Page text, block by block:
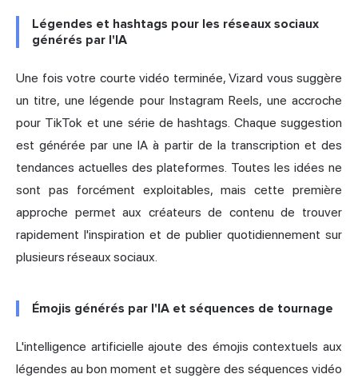
Légendes et hashtags pour les réseaux sociaux
générés par l'IA
Une fois votre courte vidéo terminée, Vizard vous suggère
un titre, une légende pour Instagram Reels, une accroche
pour TikTok et une série de hashtags. Chaque suggestion
est générée par une IA à partir de la transcription et des
tendances actuelles des plateformes. Toutes les idées ne
sont pas forcément exploitables, mais cette première
approche permet aux créateurs de contenu de trouver
rapidement l'inspiration et de publier quotidiennement sur
plusieurs réseaux sociaux.
Émojis générés par l'IA et séquences de tournage
L'intelligence artificielle ajoute des émojis contextuels aux
légendes au bon moment et suggère des séquences vidéo